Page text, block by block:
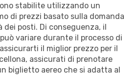
stabilite utilizzando un
di prezzi basato sulla domanda
dei posti. Di conseguenza, il
variare durante il processo di
il miglior prezzo per il
assicurati di prenotare
biglietto aereo che si adatta al